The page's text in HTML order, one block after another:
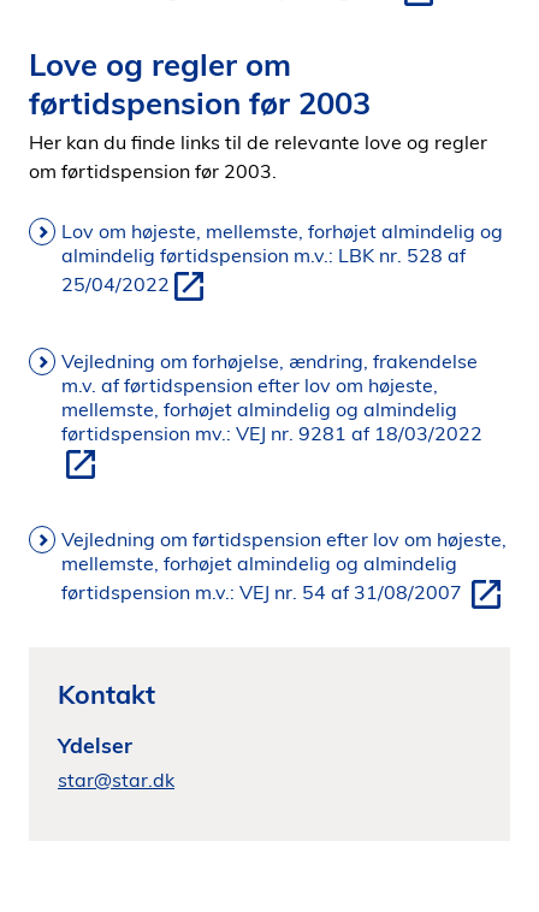
Love og regler om
førtidspension før 2003
Her kan du finde links til de relevante love og regler
om førtidspension før 2003.
Lov om højeste, mellemste, forhøjet almindelig og
almindelig førtidspension m.v.: LBK nr. 528 af
25/04/2022
Vejledning om forhøjelse, ændring, frakendelse
m.v. af førtidspension efter lov om højeste,
mellemste, forhøjet almindelig og almindelig
førtidspension mv.: VEJ nr. 9281 af 18/03/2022
Vejledning om førtidspension efter lov om højeste,
mellemste, forhøjet almindelig og almindelig
førtidspension m.v.: VEJ nr. 54 af 31/08/2007
Kontakt
Ydelser
star@star.dk